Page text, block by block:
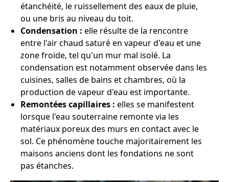
étanchéité, le ruissellement des eaux de pluie,
ou une bris au niveau du toit.
Condensation : elle résulte de la rencontre
entre l'air chaud saturé en vapeur d'eau et une
zone froide, tel qu'un mur mal isolé. La
condensation est notamment observée dans les
cuisines, salles de bains et chambres, où la
production de vapeur d'eau est importante.
Remontées capillaires : elles se manifestent
lorsque l'eau souterraine remonte via les
matériaux poreux des murs en contact avec le
sol. Ce phénomène touche majoritairement les
maisons anciens dont les fondations ne sont
pas étanches.